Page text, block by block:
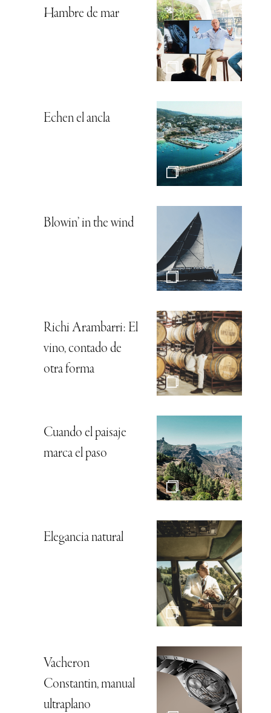
Hambre de mar
Echen el ancla
Blowin’ in the wind
Richi Arambarri: El
vino, contado de
otra forma
Cuando el paisaje
marca el paso
Elegancia natural
Vacheron
Constantin, manual
ultraplano